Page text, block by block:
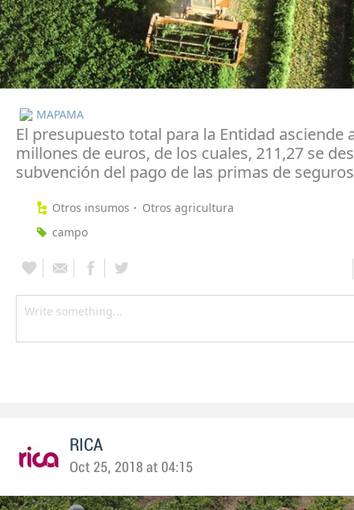
MAPAMA
El presupuesto total para la Entidad asciende
millones de euros, de los cuales, 211,27 se
subvención del pago de las primas de seguros
Otros insumos
Otros agricultura
campo
RICA
Oct 25, 2018 at 04:15